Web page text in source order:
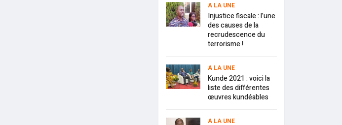
A LA UNE
Injustice fiscale : l’une
des causes de la
recrudescence du
terrorisme !
A LA UNE
Kunde 2021 : voici la
liste des différentes
œuvres kundéables
A LA UNE